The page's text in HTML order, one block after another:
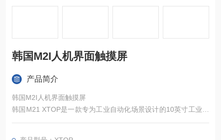
韩国M2I人机界面触摸屏
产品简介
韩国M2I人机界面触摸屏
韩国M21 XTOP是一款专为工业自动化场景设计的10英寸工业级
人机界面触摸屏，依托高兼容性、高稳定性、便捷操作的核心优